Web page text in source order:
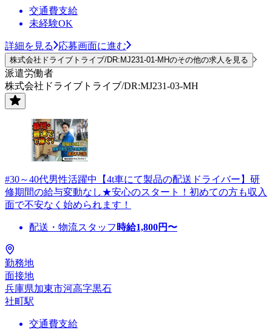
交通費支給
未経験OK
詳細を見る 応募画面に進む
株式会社ドライブトライブ/DR:MJ231-01-MHのその他の求人を見る
派遣労働者
株式会社ドライブトライブ/DR:MJ231-03-MH
#30～40代男性活躍中【4t車にて製品の配送ドライバー】研
修期間の給与変動なし★安心のスタート！初めての方も収入
面で不安なく始められます！
配送・物流スタッフ 時給1,800円〜
勤務地
面接地
兵庫県加東市河高字黒石
社町駅
交通費支給